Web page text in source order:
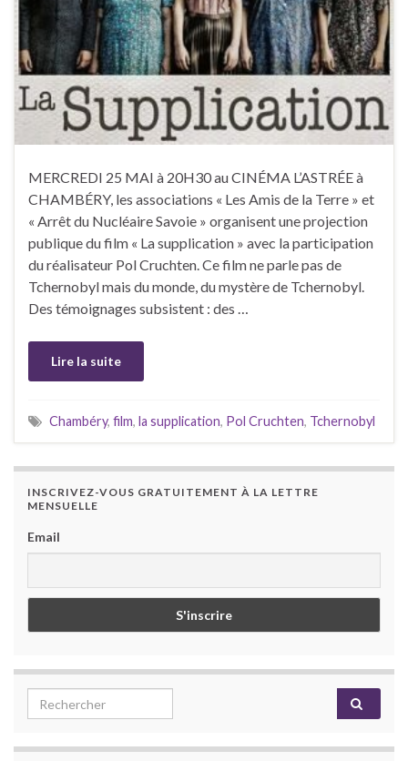
MERCREDI 25 MAI à 20H30 au CINÉMA L’ASTRÉE à
CHAMBÉRY, les associations « Les Amis de la Terre » et
« Arrêt du Nucléaire Savoie » organisent une projection
publique du film « La supplication » avec la participation
du réalisateur Pol Cruchten. Ce film ne parle pas de
Tchernobyl mais du monde, du mystère de Tchernobyl.
Des témoignages subsistent : des …
Lire la suite
Chambéry, film, la supplication, Pol Cruchten, Tchernobyl
INSCRIVEZ-VOUS GRATUITEMENT À LA LETTRE
MENSUELLE
Email
Search for: